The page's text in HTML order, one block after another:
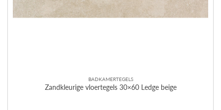
BADKAMERTEGELS
Zandkleurige vloertegels 30×60 Ledge beige